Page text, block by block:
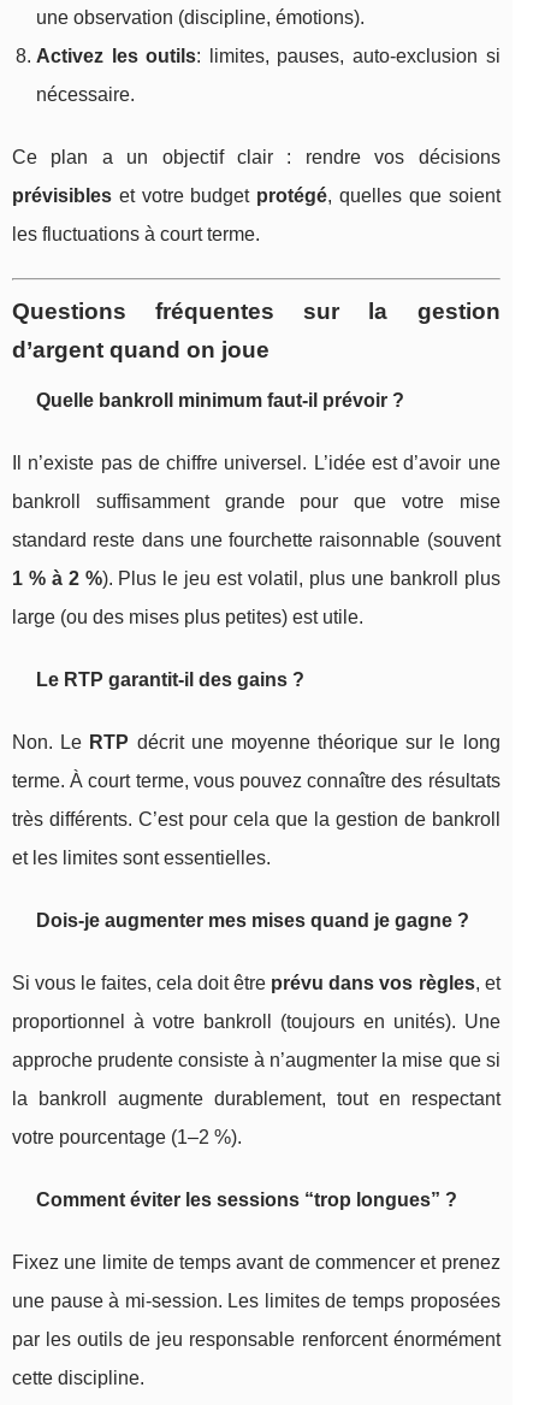
une observation (discipline, émotions).
Activez les outils: limites, pauses, auto-exclusion si
nécessaire.
Ce plan a un objectif clair : rendre vos décisions
prévisibles et votre budget protégé, quelles que soient
les fluctuations à court terme.
Questions fréquentes sur la gestion
d’argent quand on joue
Quelle bankroll minimum faut-il prévoir ?
Il n’existe pas de chiffre universel. L’idée est d’avoir une
bankroll suffisamment grande pour que votre mise
standard reste dans une fourchette raisonnable (souvent
1 % à 2 %). Plus le jeu est volatil, plus une bankroll plus
large (ou des mises plus petites) est utile.
Le RTP garantit-il des gains ?
Non. Le RTP décrit une moyenne théorique sur le long
terme. À court terme, vous pouvez connaître des résultats
très différents. C’est pour cela que la gestion de bankroll
et les limites sont essentielles.
Dois-je augmenter mes mises quand je gagne ?
Si vous le faites, cela doit être prévu dans vos règles, et
proportionnel à votre bankroll (toujours en unités). Une
approche prudente consiste à n’augmenter la mise que si
la bankroll augmente durablement, tout en respectant
votre pourcentage (1–2 %).
Comment éviter les sessions “trop longues” ?
Fixez une limite de temps avant de commencer et prenez
une pause à mi-session. Les limites de temps proposées
par les outils de jeu responsable renforcent énormément
cette discipline.